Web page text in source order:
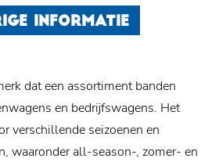
INFORMATIE
dat een assortiment banden
en bedrijfswagens. Het
verschillende seizoenen en
waaronder all-season-, zomer- en